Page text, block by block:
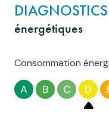
DIAGNOSTICS
énergétiques
Consommation
A B C D